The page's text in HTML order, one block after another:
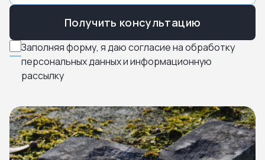
Заполняя форму, я даю согласие на обработку
персональных данных и информационную
рассылку
Получить консультацию